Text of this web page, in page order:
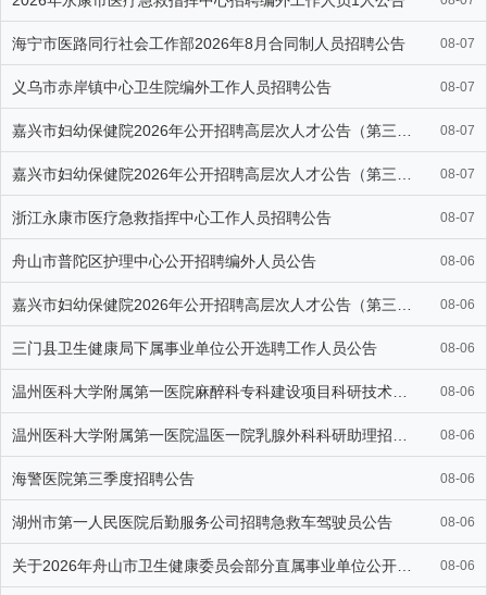
海宁市医路同行社会工作部2026年8月合同制人员招聘公告 08-07
义乌市赤岸镇中心卫生院编外工作人员招聘公告 08-07
08-07
08-07
浙江永康市医疗急救指挥中心工作人员招聘公告 08-07
舟山市普陀区护理中心公开招聘编外人员公告 08-06
08-06
三门县卫生健康局下属事业单位公开选聘工作人员公告 08-06
08-06
08-06
海警医院第三季度招聘公告 08-06
湖州市第一人民医院后勤服务公司招聘急救车驾驶员公告 08-06
08-06